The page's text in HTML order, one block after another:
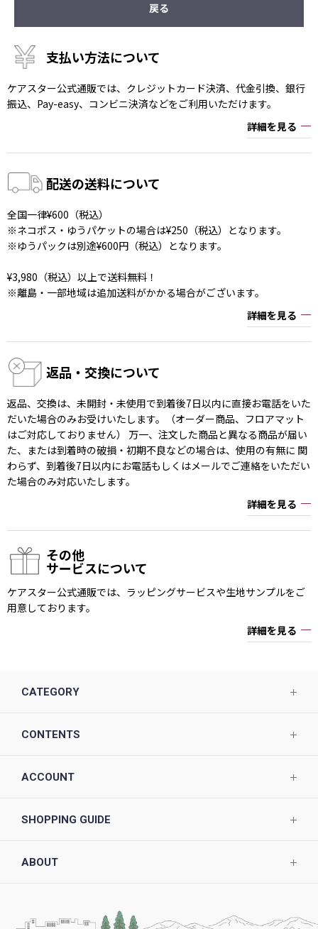
戻る
支払い方法について
ケアスター公式通販では、クレジットカード決済、代金引換、銀行
振込、Pay-easy、コンビニ決済などをご利用いただけます。
詳細を見る
配送の送料について
全国一律¥600（税込）
※ネコポス・ゆうパケットの場合は¥250（税込）となります。
※ゆうパックは別途¥600円（税込）となります。
¥3,980（税込）以上で送料無料！
※離島・一部地域は追加送料がかかる場合がございます。
詳細を見る
返品・交換について
返品、交換は、未開封・未使用で到着後7日以内に直接お電話をいた
だいた場合のみお受けいたします。（オーダー商品、フロアマット
はご対応しておりません） 万一、注文した商品と異なる商品が届い
た、または到着時の破損・初期不良などの場合は、使用の有無に 関
わらず、到着後7日以内にお電話もしくはメールでご連絡をいただい
た場合のみ対応いたします。
詳細を見る
その他
サービスについて
ケアスター公式通販では、ラッピングサービスや生地サンプルをご
用意しております。
詳細を見る
CATEGORY
CONTENTS
ACCOUNT
SHOPPING GUIDE
ABOUT